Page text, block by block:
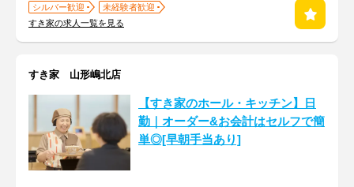
シルバー歓迎
未経験者歓迎
すき家の求人一覧を見る
すき家 山形嶋北店
【すき家のホール・キッチン】日
勤｜オーダー&お会計はセルフで簡
単◎[早朝手当あり]